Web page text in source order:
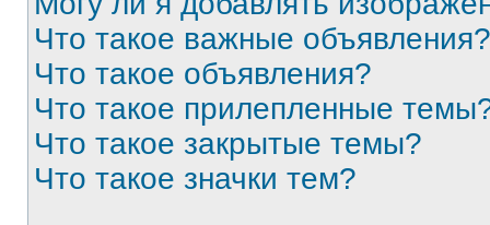
Что такое важные объявления?
Что такое объявления?
Что такое прилепленные
Что такое закрытые темы?
Что такое значки тем?